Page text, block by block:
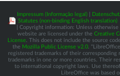
Impressum (Informação legal)
Statutes (non-binding English translation)
| Copyright information: Unless
website are licensed under the Creative
License . This does not include the source
the Mozilla Public License v2.0 .
registered trademarks of their corresponding
trademarks in one or more countries. Their
to international copyright laws. Use
LibreOffice was based